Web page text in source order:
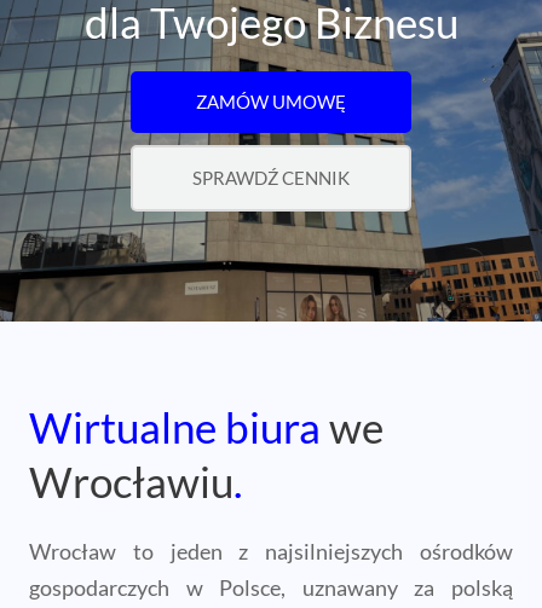
dla Twojego Biznesu
ZAMÓW UMOWĘ
SPRAWDŹ CENNIK
Wirtualne biura we
Wrocławiu.
Wrocław to jeden z najsilniejszych ośrodków
gospodarczych w Polsce, uznawany za polską